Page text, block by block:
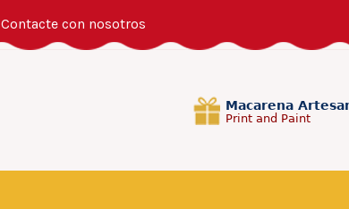
Contacte con nosotros